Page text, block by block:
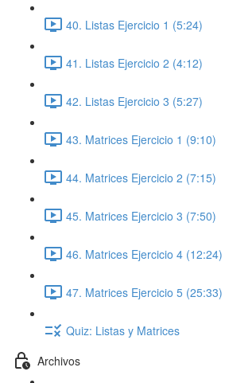
40. Listas Ejercicio 1 (5:24)
41. Listas Ejercicio 2 (4:12)
42. Listas Ejercicio 3 (5:27)
43. Matrices Ejercicio 1 (9:10)
44. Matrices Ejercicio 2 (7:15)
45. Matrices Ejercicio 3 (7:50)
46. Matrices Ejercicio 4 (12:24)
47. Matrices Ejercicio 5 (25:33)
Quiz: Listas y Matrices
Archivos